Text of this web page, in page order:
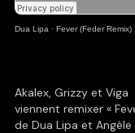
Dua Lipa · Fever (Feder Remix)
Akalex, Grizzy et Viga
viennent remixer «
de Dua Lipa et Angèle